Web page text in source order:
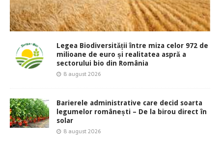
Legea Biodiversității între miza celor 972 de
milioane de euro și realitatea aspră a
sectorului bio din România
8 august 2026
Barierele administrative care decid soarta
legumelor românești – De la birou direct în
solar
8 august 2026